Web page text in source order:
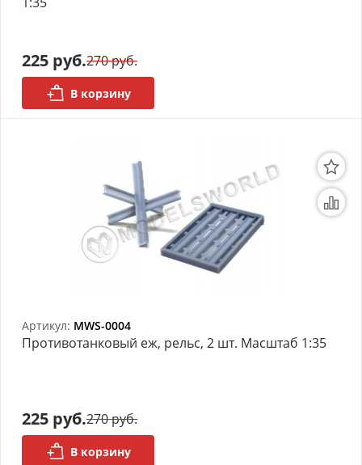
225 руб.270 руб.
В корзину
Артикул: MWS-0004
Противотанковый еж, рельс, 2 шт. Масштаб 1:35
225 руб.270 руб.
В корзину